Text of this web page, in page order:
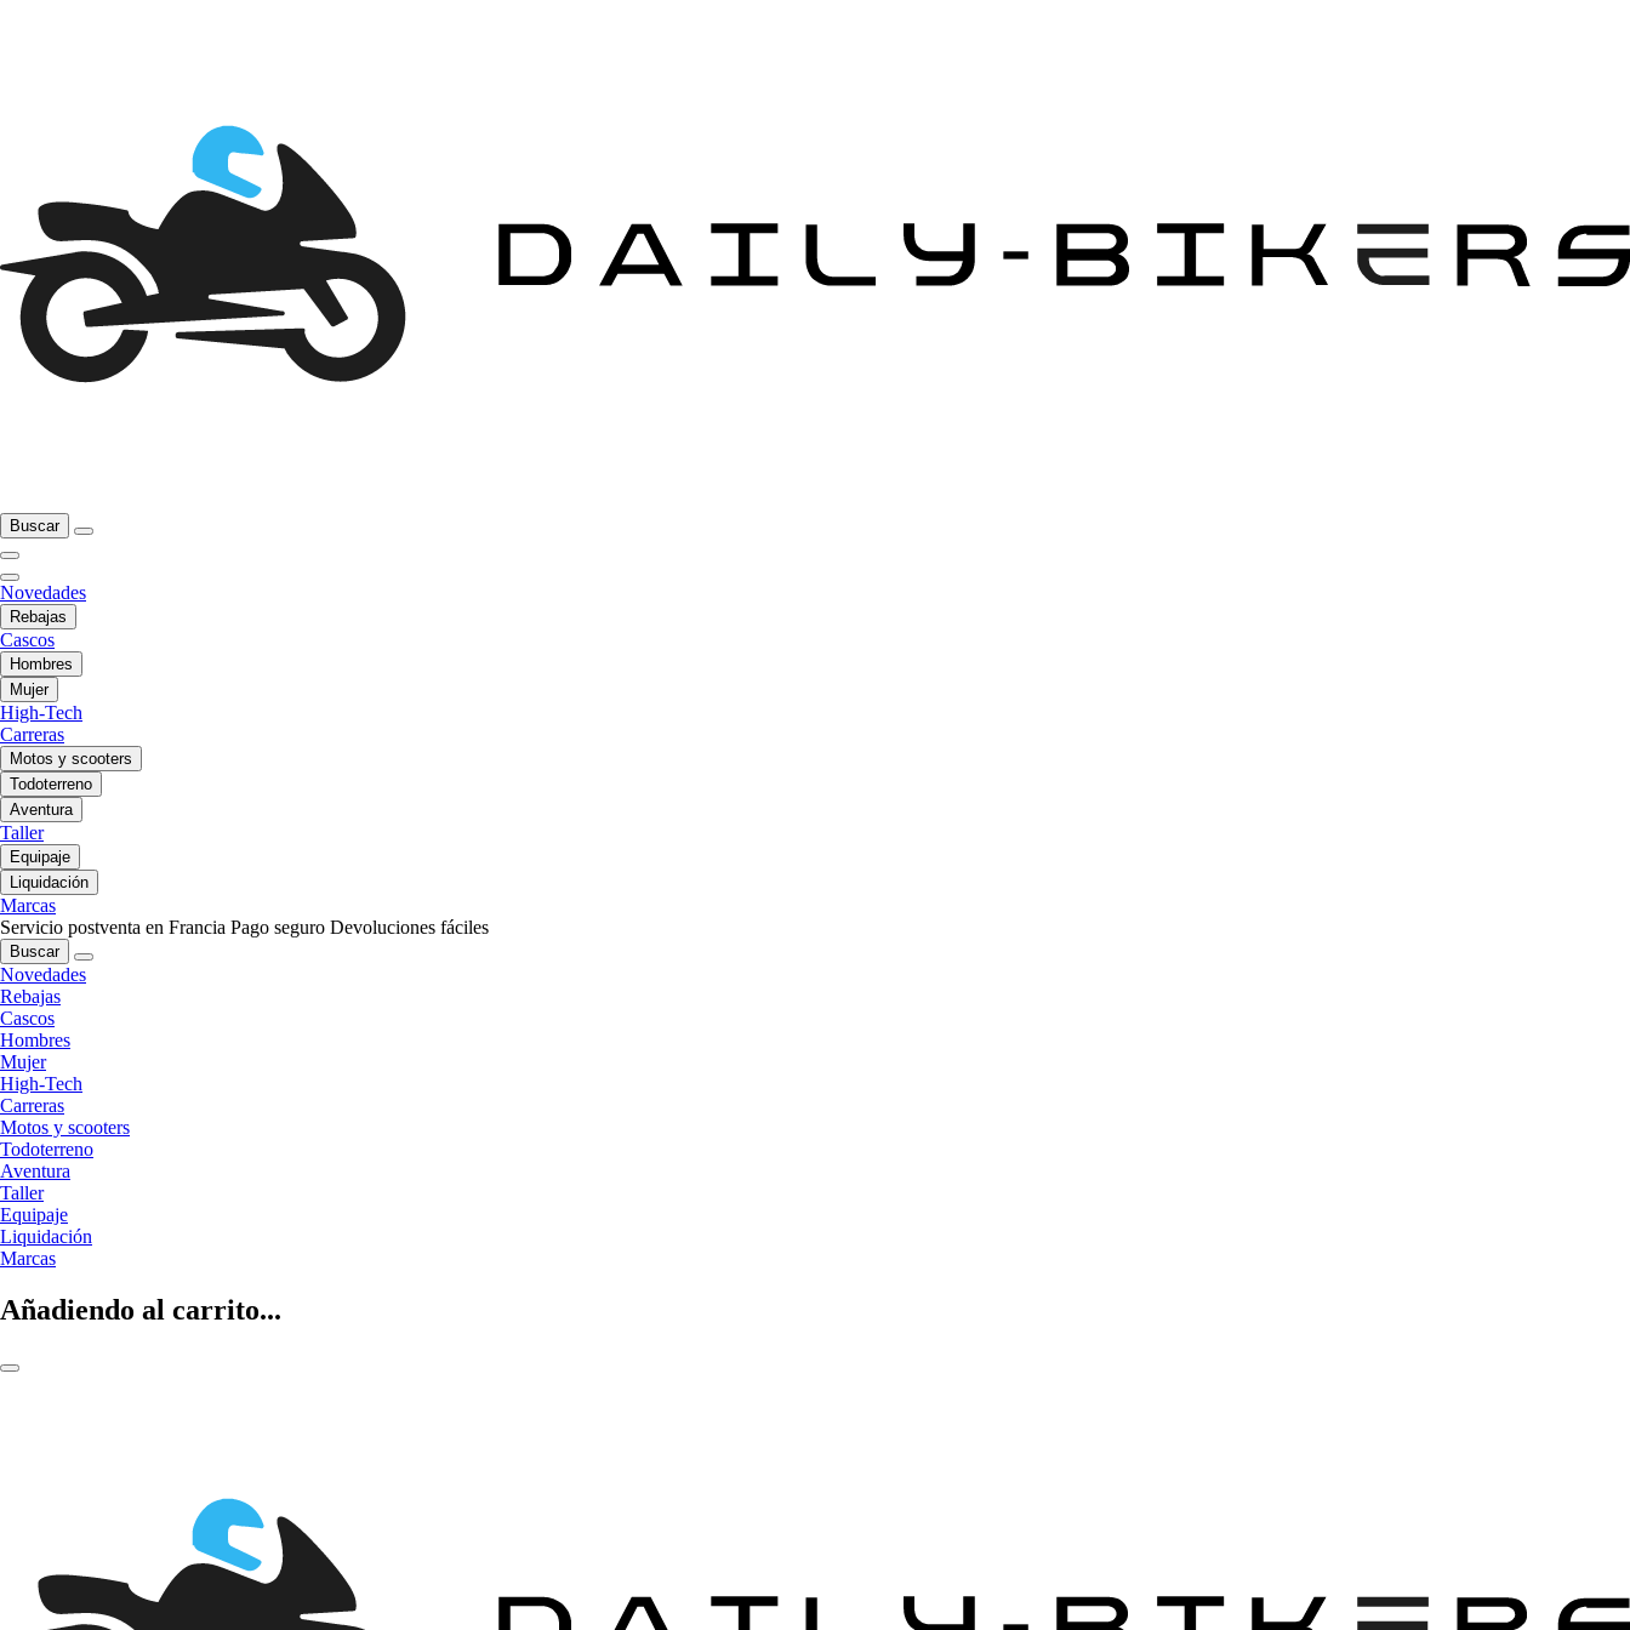
Buscar
Novedades
Rebajas
Cascos
Hombres
Mujer
High-Tech
Carreras
Motos y scooters
Todoterreno
Aventura
Taller
Equipaje
Liquidación
Marcas
Servicio postventa en Francia Pago seguro Devoluciones fáciles
Buscar
Novedades
Rebajas
Cascos
Hombres
Mujer
High-Tech
Carreras
Motos y scooters
Todoterreno
Aventura
Taller
Equipaje
Liquidación
Marcas
Añadiendo al carrito...